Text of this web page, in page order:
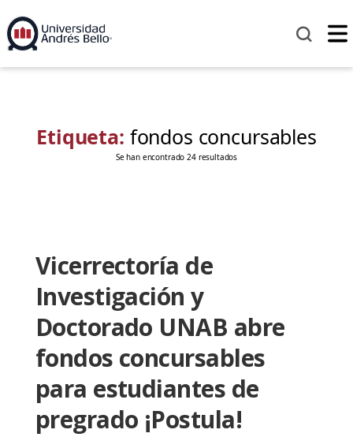
Etiqueta: fondos concursables
Se han encontrado 24 resultados
Vicerrectoría de
Investigación y
Doctorado UNAB abre
fondos concursables
para estudiantes de
pregrado ¡Postula!